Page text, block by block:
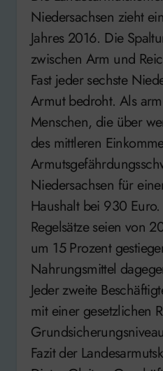
Niedersachsen zieht
Jahres 2016. Die
zwischen Arm und
Fast jeder sechste
Armut bedroht. Als
Menschen, die über
des mittleren
Niedersachsen für
Haushalt bei 930
Regelsätze seien von
um 15 Prozent
Nahrungsmittel
Jeder zweite
mit einer gesetzlichen
Fazit der